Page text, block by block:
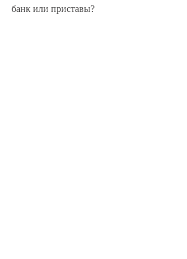
банк или приставы?